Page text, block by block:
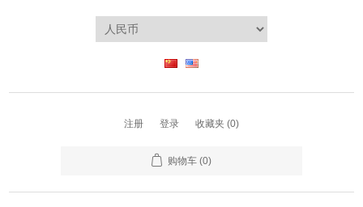
注册 登录 收藏夹 (0)
购物车 (0)